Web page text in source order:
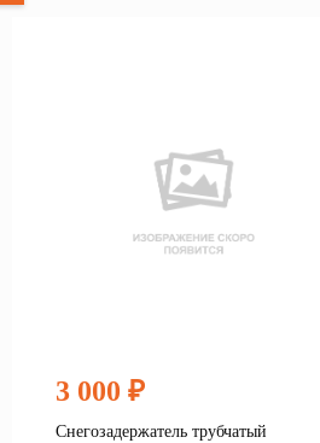
3 000 ₽
Снегозадержатель трубчатый